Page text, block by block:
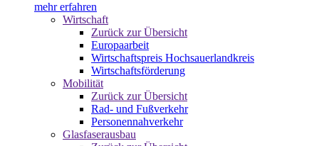
mehr erfahren
Wirtschaft
Zurück zur Übersicht
Europaarbeit
Wirtschaftspreis Hochsauerlandkreis
Wirtschaftsförderung
Mobilität
Zurück zur Übersicht
Rad- und Fußverkehr
Personennahverkehr
Glasfaserausbau